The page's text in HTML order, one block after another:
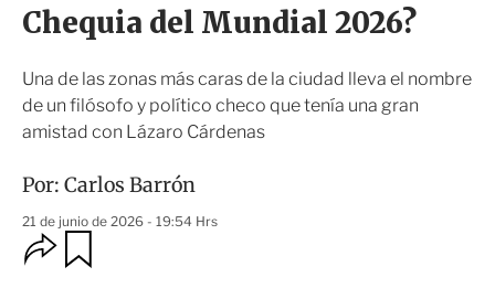
Chequia del Mundial 2026?
Una de las zonas más caras de la ciudad lleva el nombre
de un filósofo y político checo que tenía una gran
amistad con Lázaro Cárdenas
Por: Carlos Barrón
21 de junio de 2026 - 19:54 Hrs
O
p